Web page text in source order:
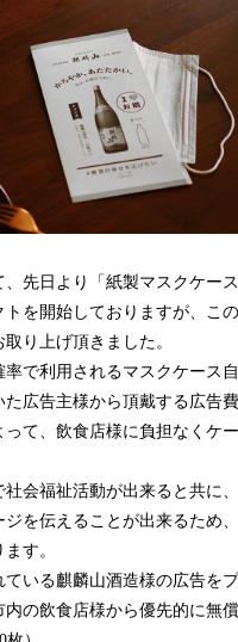
先日より「紙製マスクケース
を開始しておりますが、 こ
取り上げ頂きました。
で利用されるマスクケース
た広告主様から頂戴する広告
って、飲食店様に負担なくケ
会福祉活動が出来ると共に、
を伝えることが出来るため
す。
いる麒麟山酒造様の広告を
内の飲食店様から優先的に無